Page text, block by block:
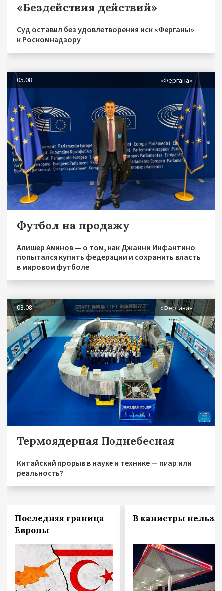
«Бездействия действий»
Суд оставил без удовлетворения иск «Ферганы»
к Роскомнадзору
05.08 «Фергана»
Футбол на продажу
Алишер Аминов — о том, как Джанни Инфантино
попытался купить федерации и сохранить власть
в мировом футболе
03.08 «Фергана»
Термоядерная Поднебесная
Китайский прорыв в науке и технике — пиар или
реальность?
Последняя граница
Европы
В канистры нельзя!